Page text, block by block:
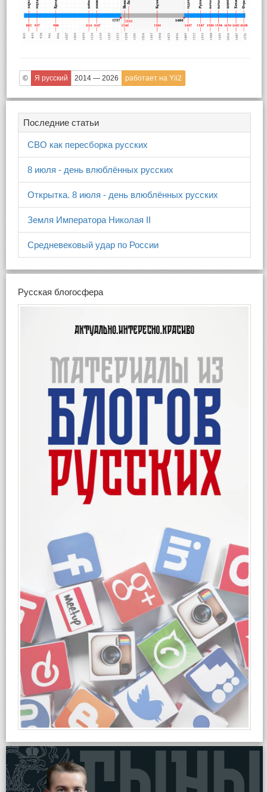
© Я русский 2014 — 2026 работает на Yii2
Последние статьи
СВО как пересборка русских
8 июля - день влюблённых русских
Открытка. 8 июля - день влюблённых русских
Земля Императора Николая II
Средневековый удар по России
Русская блогосфера